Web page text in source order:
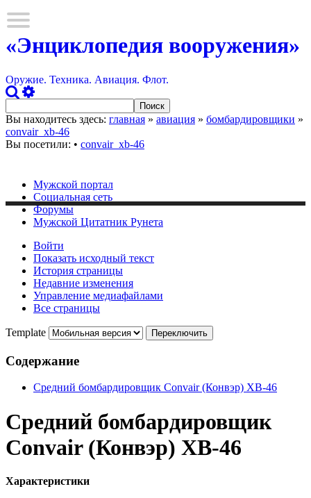
«Энциклопедия вооружения»
Оружие. Техника. Авиация. Флот.
Вы находитесь здесь: главная » авиация » бомбардировщики »
convair_xb-46
Вы посетили: • convair_xb-46
Мужской портал
Социальная сеть
Форумы
Мужской Цитатник Рунета
Войти
Показать исходный текст
История страницы
Недавние изменения
Управление медиафайлами
Все страницы
Template
Содержание
Cредний бомбардировщик Convair (Конвэр) XB-46
Cредний бомбардировщик
Convair (Конвэр) XB-46
Характеристики